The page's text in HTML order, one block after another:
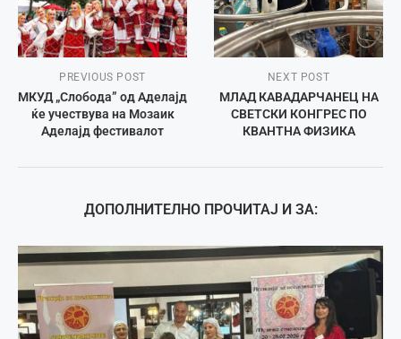
PREVIOUS POST
МКУД „Слобода” од Аделајд
ќе учествува на Мозаик
Аделајд фестивалот
NEXT POST
МЛАД КАВАДАРЧАНЕЦ НА
СВЕТСКИ КОНГРЕС ПО
КВАНТНА ФИЗИКА
ДОПОЛНИТЕЛНО ПРОЧИТАЈ И ЗА: